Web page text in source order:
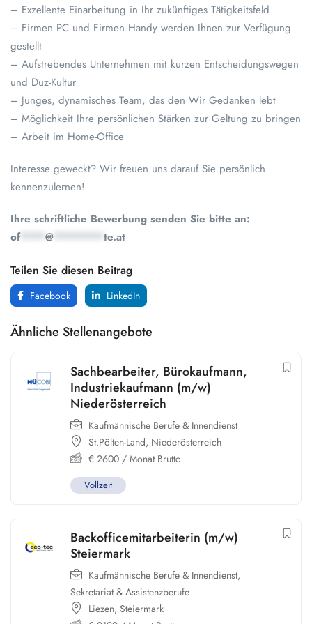
– Exzellente Einarbeitung in Ihr zukünftiges Tätigkeitsfeld
– Firmen PC und Firmen Handy werden Ihnen zur Verfügung
gestellt
– Aufstrebendes Unternehmen mit kurzen Entscheidungswegen
und Duz-Kultur
– Junges, dynamisches Team, das den Wir Gedanken lebt
– Möglichkeit Ihre persönlichen Stärken zur Geltung zu bringen
– Arbeit im Home-Office
Interesse geweckt? Wir freuen uns darauf Sie persönlich
kennenzulernen!
Ihre schriftliche Bewerbung senden Sie bitte an:
of**** @ te.at
Teilen Sie diesen Beitrag
Facebook LinkedIn
Ähnliche Stellenangebote
Sachbearbeiter, Bürokaufmann,
Industriekaufmann (m/w)
Niederösterreich
Kaufmännische Berufe & Innendienst
St.Pölten-Land, Niederösterreich
€ 2600 / Monat Brutto
Vollzeit
Backofficemitarbeiterin (m/w)
Steiermark
Kaufmännische Berufe & Innendienst,
Sekretariat & Assistenzberufe
Liezen, Steiermark